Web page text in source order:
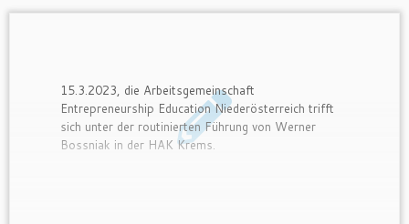
15.3.2023, die Arbeitsgemeinschaft
Entrepreneurship Education Niederösterreich trifft
sich unter der routinierten Führung von Werner
Bossniak in der HAK Krems.